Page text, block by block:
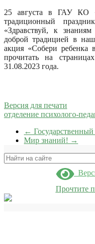
25 августа в ГАУ КО
традиционный
«Здравствуй, к
доброй традицией в
акция «Собери ребенка
прочитать на
31.08.2023 года.
Версия для печати
отделение психолого-
←
Мир знаний! →
Поиск
Прочтите